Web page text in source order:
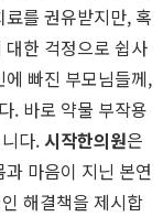
를 권유받지만, 혹
한 걱정으로 쉽사
빠진 부모님들께,
. 바로 약물 부작용
다.시작한의원은
마음이 지닌 본연
해결책을 제시합